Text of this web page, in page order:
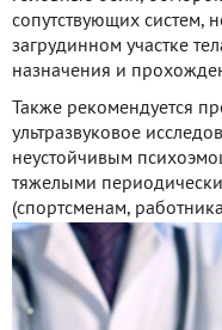
сопутствующих систем,
загрудинном участке
назначения и
Также рекомендуется
ультразвуковое
неустойчивым
тяжелыми
(спортсменам,